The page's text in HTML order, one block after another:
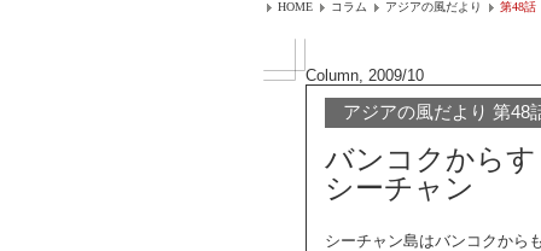
HOME コラム アジアの風だより 第48話
Column, 2009/10
アジアの風だより 第48
バンコクから
シーチャン
シーチャン島はバンコクから